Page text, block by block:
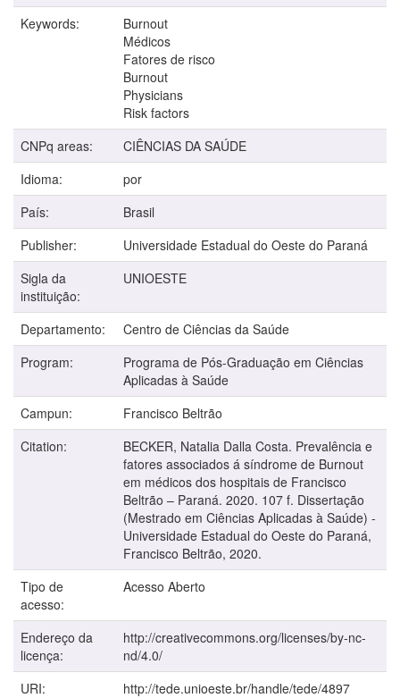
Keywords:
Burnout
Médicos
Fatores de risco
Burnout
Physicians
Risk factors
CNPq areas:
CIÊNCIAS DA SAÚDE
Idioma:
por
País:
Brasil
Publisher:
Universidade Estadual do Oeste do Paraná
Sigla da
instituição:
UNIOESTE
Departamento:
Centro de Ciências da Saúde
Program:
Programa de Pós-Graduação em Ciências
Aplicadas à Saúde
Campun:
Francisco Beltrão
Citation:
BECKER, Natalia Dalla Costa. Prevalência e
fatores associados á síndrome de Burnout
em médicos dos hospitais de Francisco
Beltrão – Paraná. 2020. 107 f. Dissertação
(Mestrado em Ciências Aplicadas à Saúde) -
Universidade Estadual do Oeste do Paraná,
Francisco Beltrão, 2020.
Tipo de
acesso:
Acesso Aberto
Endereço da
licença:
http://creativecommons.org/licenses/by-nc-
nd/4.0/
URI:
http://tede.unioeste.br/handle/tede/4897